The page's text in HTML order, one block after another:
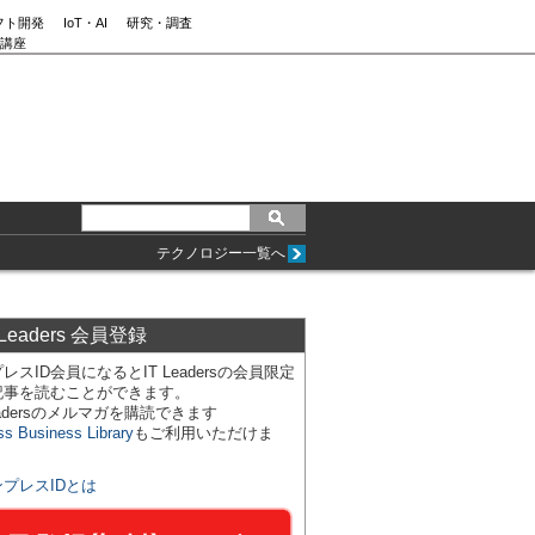
ト開発 IoT・AI
研究・調査
座
テクノロジー一覧へ
会員登録
スID会員になるとIT Leadersの会員限定
を読むことができます。
のメルマガを購読できます
Business Libraryもご利用いただけま
プレスIDとは